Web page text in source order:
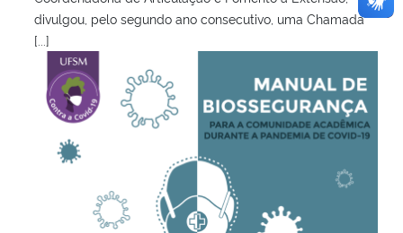
divulgou, pelo segundo ano consecutivo, uma Chamada
[...]